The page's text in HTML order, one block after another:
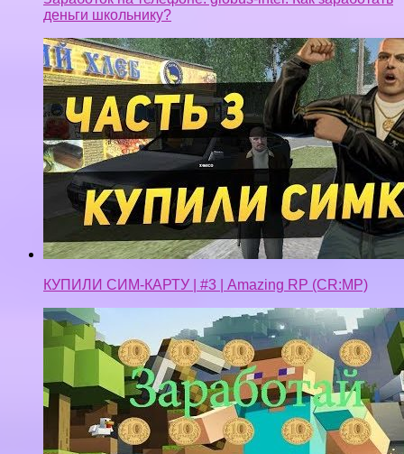
деньги школьнику?
КУПИЛИ СИМ-КАРТУ | #3 | Amazing RP (CR:MP)